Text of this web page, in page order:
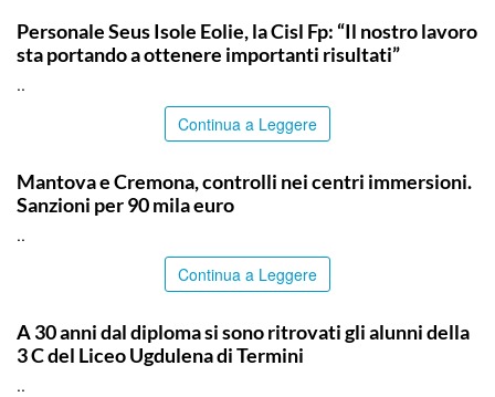
Personale Seus Isole Eolie, la Cisl Fp: “Il nostro lavoro
sta portando a ottenere importanti risultati”
..
Continua a Leggere
Mantova e Cremona, controlli nei centri immersioni.
Sanzioni per 90 mila euro
..
Continua a Leggere
A 30 anni dal diploma si sono ritrovati gli alunni della
3 C del Liceo Ugdulena di Termini
..